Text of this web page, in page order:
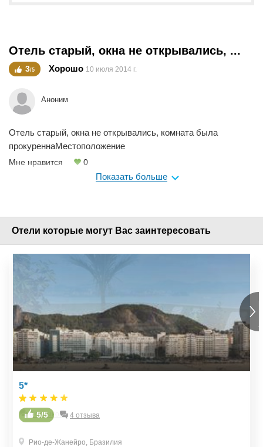
Отель старый, окна не открывались, ...
3/5 Хорошо 10 июля 2014 г.
Аноним
Отель старый, окна не открывались, комната была
прокуреннаМестоположение
Мне нравится 0
Показать больше
Отели которые могут Вас заинтересовать
5*
5/5 4 отзыва
Рио-де-Жанейро, Бразилия